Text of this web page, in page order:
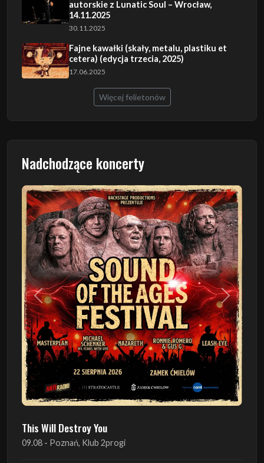
autorskie z Lunatic Soul – Wrocław,
14.11.2025
30.11.2025
Fajne kawałki (skały, metalu, plastiku et
cetera) (edycja trzecia, 2025)
17.06.2025
Więcej felietonów
Nadchodzące koncerty
Poprzedni Następny
This Will Destroy You
09.08 - Poznań, Klub 2progi